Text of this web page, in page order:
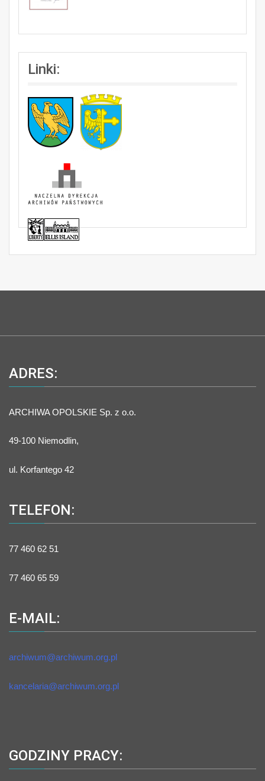
Linki:
ADRES:
ARCHIWA OPOLSKIE Sp. z o.o.
49-100 Niemodlin,
ul. Korfantego 42
TELEFON:
77 460 62 51
77 460 65 59
E-MAIL:
archiwum@archiwum.org.pl
kancelaria@archiwum.org.pl
GODZINY PRACY: